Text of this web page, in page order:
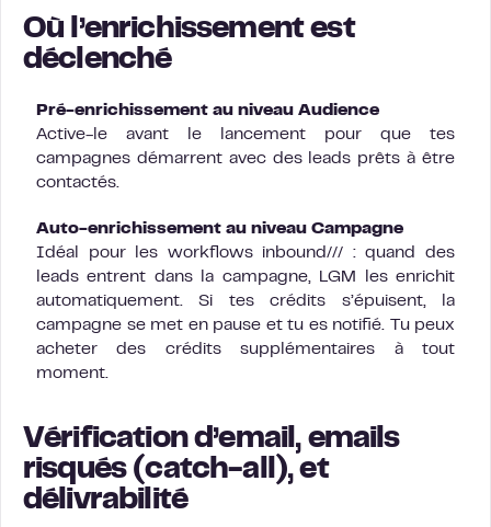
Où l’enrichissement est
déclenché
Pré-enrichissement au niveau Audience
Active-le avant le lancement pour que tes
campagnes démarrent avec des leads prêts à être
contactés.
Auto-enrichissement au niveau Campagne
Idéal pour les workflows inbound/// : quand des
leads entrent dans la campagne, LGM les enrichit
automatiquement. Si tes crédits s’épuisent, la
campagne se met en pause et tu es notifié. Tu peux
acheter des crédits supplémentaires à tout
moment.
Vérification d’email, emails
risqués (catch-all), et
délivrabilité